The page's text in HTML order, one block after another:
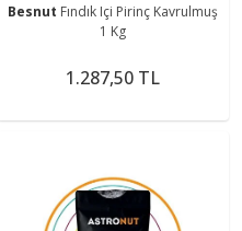
Besnut Fındık Içi Pirinç Kavrulmuş
1 Kg
1.287,50 TL